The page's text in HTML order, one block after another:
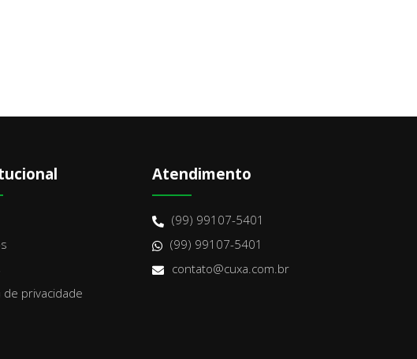
de privacidade
Atendimento
(99) 99107-5401
(99) 99107-5401
contato@cuxa.com.br